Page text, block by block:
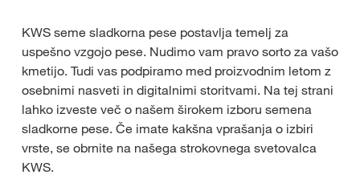
KWS seme sladkorna pese postavlja temelj za
uspešno vzgojo pese. Nudimo vam pravo sorto za vašo
kmetijo. Tudi vas podpiramo med proizvodnim letom z
osebnimi nasveti in digitalnimi storitvami. Na tej strani
lahko izveste več o našem širokem izboru semena
sladkorne pese. Če imate kakšna vprašanja o izbiri
vrste, se obrnite na našega strokovnega svetovalca
KWS.